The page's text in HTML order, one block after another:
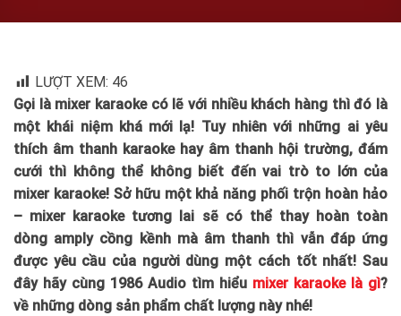
LƯỢT XEM: 46
Gọi là mixer karaoke có lẽ với nhiều khách hàng thì đó là
một khái niệm khá mới lạ! Tuy nhiên với những ai yêu
thích âm thanh karaoke hay âm thanh hội trường, đám
cưới thì không thể không biết đến vai trò to lớn của
mixer karaoke! Sở hữu một khả năng phối trộn hoàn hảo
– mixer karaoke tương lai sẽ có thể thay hoàn toàn
dòng amply cồng kềnh mà âm thanh thì vẫn đáp ứng
được yêu cầu của người dùng một cách tốt nhất! Sau
đây hãy cùng 1986 Audio tìm hiểu mixer karaoke là gì?
về những dòng sản phẩm chất lượng này nhé!